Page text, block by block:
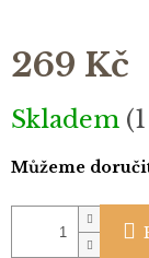
269 Kč
Měrná
cena:
Skladem
Můžeme